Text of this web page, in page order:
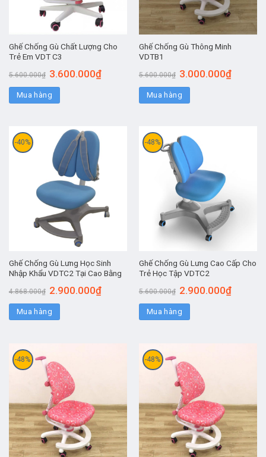
Ghế Chống Gù Chất Lượng Cho
Trẻ Em VDT C3
5.600.000₫ 3.600.000₫
Mua hàng
Ghế Chống Gù Thông Minh
VDTB1
5.600.000₫ 3.000.000₫
Mua hàng
-40%
Ghế Chống Gù Lưng Học Sinh
Nhập Khẩu VDTC2 Tại Cao Bằng
4.868.000₫ 2.900.000₫
Mua hàng
-48%
Ghế Chống Gù Lưng Cao Cấp Cho
Trẻ Học Tập VDTC2
5.600.000₫ 2.900.000₫
Mua hàng
-48% -48%